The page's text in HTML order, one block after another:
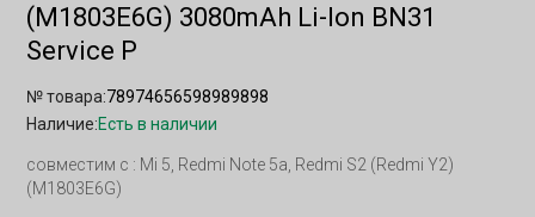
(M1803E6G) 3080mAh Li-Ion BN31
Service P
№ товара:78974656598989898
Наличие:Есть в наличии
совместим с : Mi 5, Redmi Note 5a, Redmi S2 (Redmi Y2)
(M1803E6G)